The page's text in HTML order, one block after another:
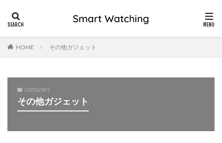
HOME その他ガジェット
CATEGORY
その他ガジェット